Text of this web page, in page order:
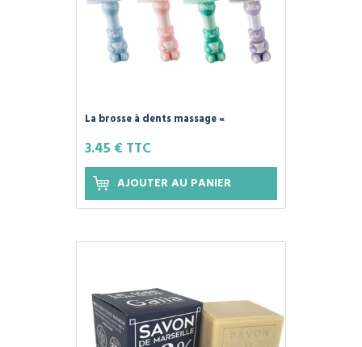
La brosse à dents massage «
3.45 € TTC
AJOUTER AU PANIER